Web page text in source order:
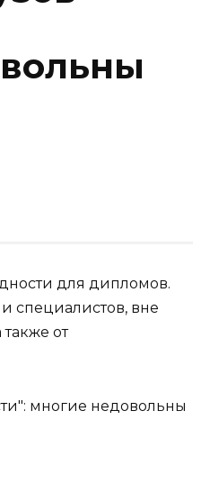
для дипломов.
специалистов, вне
от